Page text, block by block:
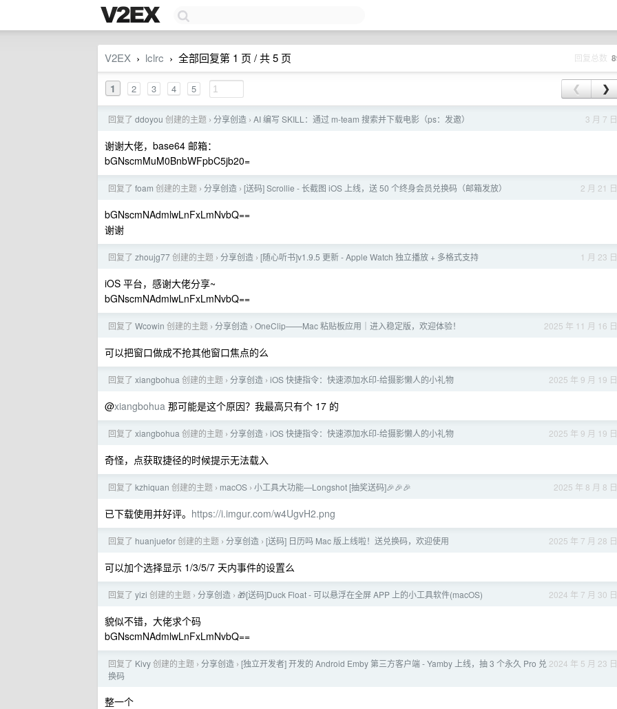
V2EX › lclrc › 全部回复第 1 页 / 共 5 页 回复总数
1 2 3 4 5 ❮ ❯
3 月 7 日
回复了 ddoyou 创建的主题 › 分享创造 › AI 编写 SKILL：通过 m-team 搜索并下载电影（ps：发邀）
谢谢大佬，base64 邮箱：
bGNscmMuM0BnbWFpbC5jb20=
2 月 21 日
回复了 foam 创建的主题 › 分享创造 › [送码] Scrollie - 长截图 iOS 上线，送 50 个终身会员兑换码（邮箱发放）
bGNscmNAdmlwLnFxLmNvbQ==
谢谢
1 月 23 日
回复了 zhoujg77创建的主题 › 分享创造 › [随心听书]v1.9.5 更新 - Apple Watch 独立播放 + 多格式支持
iOS 平台，感谢大佬分享~
bGNscmNAdmlwLnFxLmNvbQ==
2025 年 11 月 16 日
回复了 Wcowin 创建的主题 › 分享创造 › OneClip——Mac 粘贴板应用｜进入稳定版，欢迎体验！
可以把窗口做成不抢其他窗口焦点的么
2025 年 9 月 19 日
回复了 xiangbohua 创建的主题 › 分享创造 › iOS 快捷指令：快速添加水印-给摄影懒人的小礼物
@xiangbohua 那可能是这个原因？我最高只有个 17 的
2025 年 9 月 19 日
回复了 xiangbohua 创建的主题 › 分享创造 › iOS 快捷指令：快速添加水印-给摄影懒人的小礼物
奇怪，点获取捷径的时候提示无法载入
2025 年 8 月 8 日
回复了 kzhiquan 创建的主题 › macOS › 小工具大功能—Longshot [抽奖送码]🎉🎉🎉
已下载使用并好评。 https://i.imgur.com/w4UgvH2.png
2025 年 7 月 28 日
回复了 huanjuefor创建的主题 › 分享创造 › [送码] 日历吗 Mac 版上线啦！送兑换码，欢迎使用
可以加个选择显示 1/3/5/7 天内事件的设置么
2024 年 7 月 30 日
回复了 yizi 创建的主题 › 分享创造 › 🎁[送码]Duck Float - 可以悬浮在全屏 APP 上的小工具软件(macOS)
貌似不错，大佬求个码
bGNscmNAdmlwLnFxLmNvbQ==
2024 年 5 月 23 日
回复了 Kivy创建的主题 › 分享创造 › [独立开发者] 开发的 Android Emby 第三方客户端 - Yamby 上线，抽 3 个永久 Pro 兑
换码
整一个